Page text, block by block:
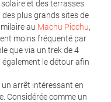
et des terrasses
plus grands sites de
au Machu Picchu,
moins fréquenté par
que via un trek de 4
le détour afin
arrêt intéressant en
Considérée comme un